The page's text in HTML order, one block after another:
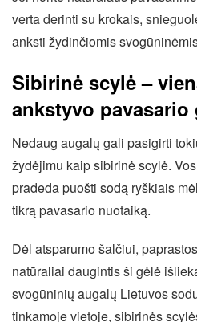
verta derinti su krokais,
anksti žydinčiomis
Sibirinė scylė –
ankstyvo pavasario
Nedaug augalų gali pasigirti
žydėjimu kaip sibirinė scylė.
pradeda puošti sodą ryškiais
tikrą pavasario nuotaiką.
Dėl atsparumo šalčiui,
natūraliai daugintis ši gėlė
svogūninių augalų Lietuvos
tinkamoje vietoje, sibirinės